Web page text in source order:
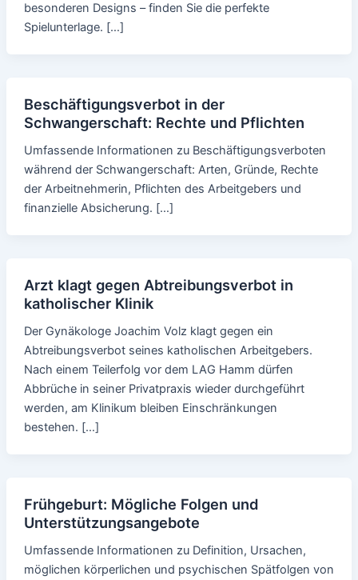
besonderen Designs – finden Sie die perfekte
Spielunterlage. […]
Beschäftigungsverbot in der
Schwangerschaft: Rechte und Pflichten
Umfassende Informationen zu Beschäftigungsverboten
während der Schwangerschaft: Arten, Gründe, Rechte
der Arbeitnehmerin, Pflichten des Arbeitgebers und
finanzielle Absicherung. […]
Arzt klagt gegen Abtreibungsverbot in
katholischer Klinik
Der Gynäkologe Joachim Volz klagt gegen ein
Abtreibungsverbot seines katholischen Arbeitgebers.
Nach einem Teilerfolg vor dem LAG Hamm dürfen
Abbrüche in seiner Privatpraxis wieder durchgeführt
werden, am Klinikum bleiben Einschränkungen
bestehen. […]
Frühgeburt: Mögliche Folgen und
Unterstützungsangebote
Umfassende Informationen zu Definition, Ursachen,
möglichen körperlichen und psychischen Spätfolgen von